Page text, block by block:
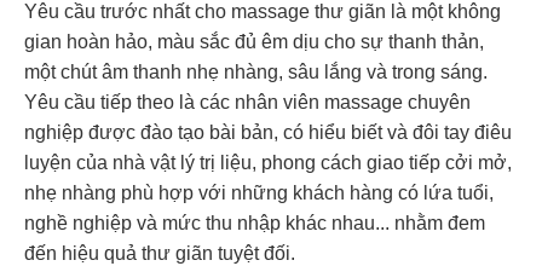
Yêu cầu trước nhất cho massage thư giãn là một không
gian hoàn hảo, màu sắc đủ êm dịu cho sự thanh thản,
một chút âm thanh nhẹ nhàng, sâu lắng và trong sáng.
Yêu cầu tiếp theo là các nhân viên massage chuyên
nghiệp được đào tạo bài bản, có hiểu biết và đôi tay điêu
luyện của nhà vật lý trị liệu, phong cách giao tiếp cởi mở,
nhẹ nhàng phù hợp với những khách hàng có lứa tuổi,
nghề nghiệp và mức thu nhập khác nhau... nhằm đem
đến hiệu quả thư giãn tuyệt đối.